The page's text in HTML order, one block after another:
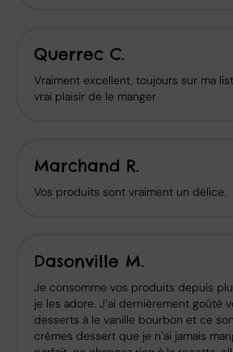
Querrec C.
Vraiment excellent, toujours sur ma
vrai plaisir de le manger
Marchand R.
Vos produits sont vraiment un délice.
Dasonville M.
Je consomme vos produits depuis
je les adore. J’ai dernièrement goûté
desserts à le vanille bourbon et ce
crèmes dessert que je n’ai jamais